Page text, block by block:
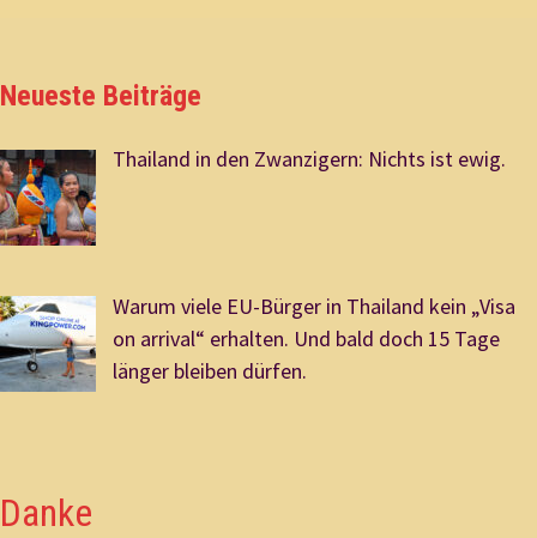
Neueste Beiträge
Thailand in den Zwanzigern: Nichts ist ewig.
Warum viele EU-Bürger in Thailand kein „Visa
on arrival“ erhalten. Und bald doch 15 Tage
länger bleiben dürfen.
Danke